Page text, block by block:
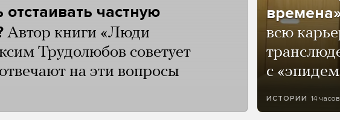
частную
Автор книги «Люди
Трудолюбов советует
на эти вопросы
всю
с
ИСТОРИИ 14